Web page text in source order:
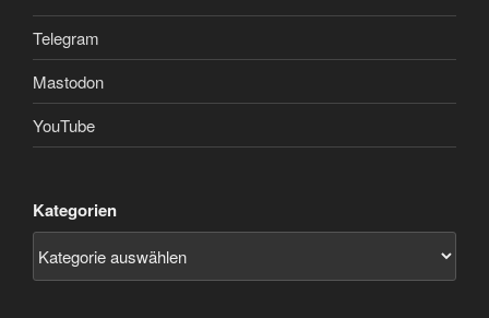
Telegram
Mastodon
YouTube
Kategorien